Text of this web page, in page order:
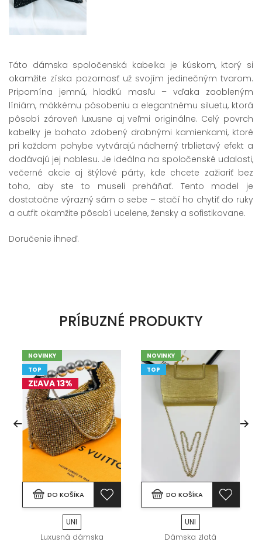
Táto dámska spoločenská kabelka je kúskom, ktorý si
okamžite získa pozornosť už svojím jedinečným tvarom.
Pripomína jemnú, hladkú masľu – vďaka zaobleným
líniám, mäkkému pôsobeniu a elegantnému siluetu, ktorá
pôsobí zároveň luxusne aj veľmi originálne. Celý povrch
kabelky je bohato zdobený drobnými kamienkami, ktoré
pri každom pohybe vytvárajú nádherný trblietavý efekt a
dodávajú jej noblesu. Je ideálna na spoločenské udalosti,
večerné akcie aj štýlové párty, kde chcete zažiariť bez
toho, aby ste to museli preháňať. Tento model je
dostatočne výrazný sám o sebe – stačí ho chytiť do ruky
a outfit okamžite pôsobí ucelene, žensky a sofistikovane.
Doručenie ihneď.
PRÍBUZNÉ PRODUKTY
NOVINKY
TOP
ZĽAVA 13%
DO KOŠÍKA
UNI
Luxusná dámska
NOVINKY
TOP
DO KOŠÍKA
UNI
Dámska zlatá